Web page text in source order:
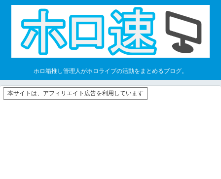
ホロ箱推し管理人がホロライブの活動をまとめるブログ。
本サイトは、アフィリエイト広告を利用しています